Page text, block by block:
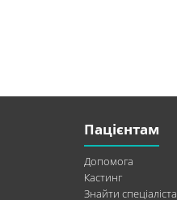
Пацієнтам
Допомога
Кастинг
Знайти спеціаліста